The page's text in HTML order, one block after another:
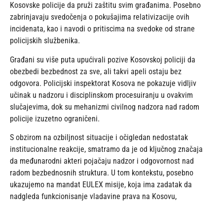
Kosovske policije da pruži zaštitu svim građanima. Posebno
zabrinjavaju svedočenja o pokušajima relativizacije ovih
incidenata, kao i navodi o pritiscima na svedoke od strane
policijskih službenika.
Građani su više puta upućivali pozive Kosovskoj policiji da
obezbedi bezbednost za sve, ali takvi apeli ostaju bez
odgovora. Policijski inspektorat Kosova ne pokazuje vidljiv
učinak u nadzoru i disciplinskom procesuiranju u ovakvim
slučajevima, dok su mehanizmi civilnog nadzora nad radom
policije izuzetno ograničeni.
S obzirom na ozbiljnost situacije i očigledan nedostatak
institucionalne reakcije, smatramo da je od ključnog značaja
da međunarodni akteri pojačaju nadzor i odgovornost nad
radom bezbednosnih struktura. U tom kontekstu, posebno
ukazujemo na mandat EULEX misije, koja ima zadatak da
nadgleda funkcionisanje vladavine prava na Kosovu,